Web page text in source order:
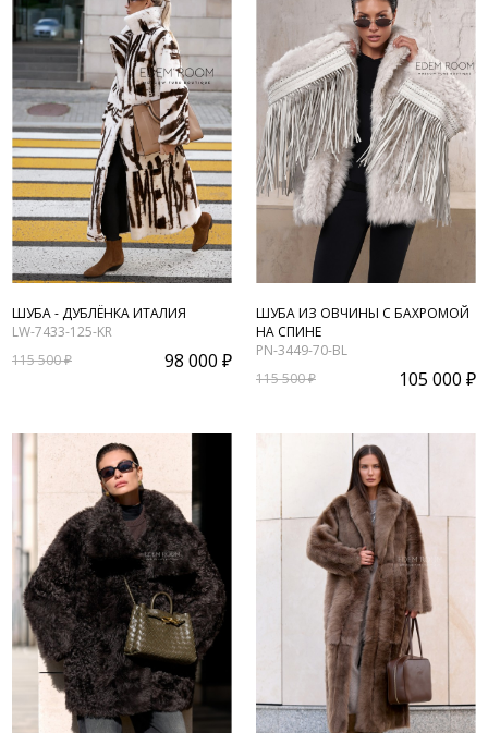
ШУБА - ДУБЛЁНКА ИТАЛИЯ
LW-7433-125-KR
115 500 ₽
98 000 ₽
ШУБА ИЗ ОВЧИНЫ С БАХРОМОЙ
НА СПИНЕ
PN-3449-70-BL
115 500 ₽
105 000 ₽